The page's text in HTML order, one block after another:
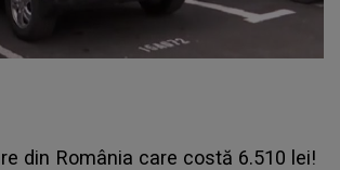
din România care costă 6.510 lei!